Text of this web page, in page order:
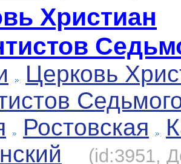
Христиан
Церковь
Ростовская
(id:3951,